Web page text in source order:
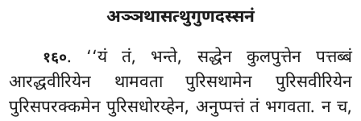
अञ्ञथासत्थुगुणदस्सनं
१६०. ‘‘यंतं, भन्ते, सद्धेन कुलपुत्तेन पत्तब्बं
आरद्धवीरियेन थामवता पुरिसथामेन पुरिसवीरियेन
पुरिसपरक्कमेन पुरिसधोरय्हेन, अनुप्पत्तं तं भगवता. न च,